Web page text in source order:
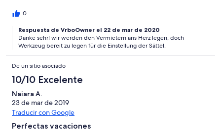
kleines Minus: Die Fahrräder sind nicht ganz tauglich für
fehlt) oder längere Strecken (haben etwas unter dem Klima
gelitten). Da wir aber eh nicht viel fahren wollten, hat uns das
nicht gestört.
0
Respuesta de VrboOwner el 22 de mar de 2020
Danke sehr! wir werden den Vermietern ans Herz legen, doch
Werkzeug bereit zu legen für die Einstellung der Sättel.
De un sitio asociado
10/10 Excelente
Naiara A.
23 de mar de 2019
Traducir con Google
Perfectas vacaciones